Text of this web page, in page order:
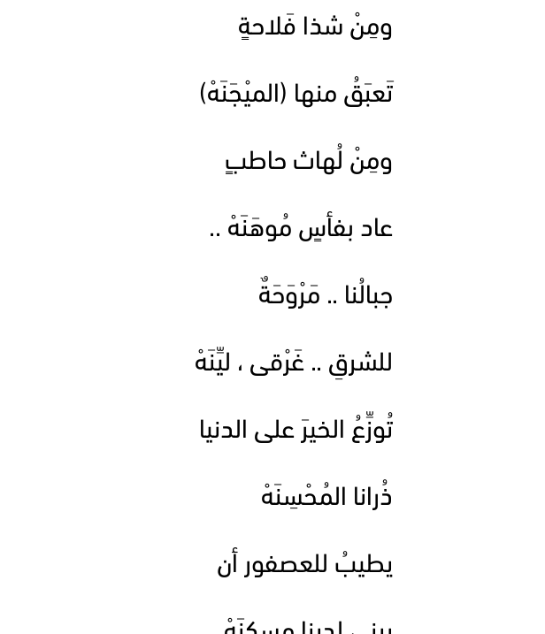
ومِنْ شذا فَلاحةٍ
تَعبَقُ منها (الميْجَنَهْ)
ومِنْ لُهاث حاطبٍ
عاد بفأسٍ مُوهَنَهْ ..
جبالُنا .. مَرْوَحَةٌ
للشرقِ .. غَرْقى ، ليِّنَهْ
تُوزِّعُ الخيرَ على الدنيا
ذُرانا المُحْسِنَهْ
يطيبُ للعصفور أن